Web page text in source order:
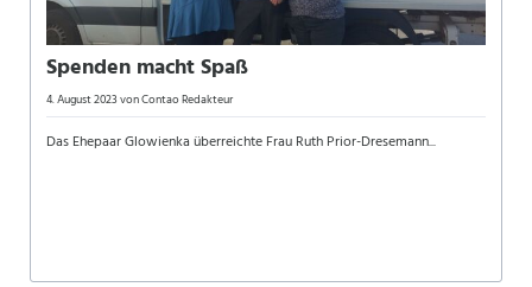
Spenden macht Spaß
4. August 2023von Contao Redakteur
Das Ehepaar Glowienka überreichte Frau Ruth Prior-Dresemann...